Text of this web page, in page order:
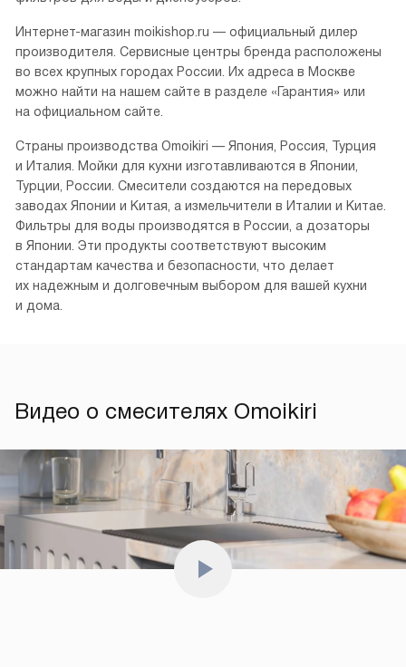
Интернет-магазин moikishop.ru — официальный дилер
производителя. Сервисные центры бренда расположены
во всех крупных городах России. Их адреса в Москве
можно найти на нашем сайте в разделе «Гарантия» или
на официальном сайте.
Страны производства Omoikiri — Япония, Россия, Турция
и Италия. Мойки для кухни изготавливаются в Японии,
Турции, России. Смесители создаются на передовых
заводах Японии и Китая, а измельчители в Италии и Китае.
Фильтры для воды производятся в России, а дозаторы
в Японии. Эти продукты соответствуют высоким
стандартам качества и безопасности, что делает
их надежным и долговечным выбором для вашей кухни
и дома.
Видео о смесителях Omoikiri